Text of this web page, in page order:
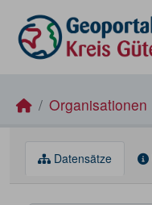
Organisationen
Datensätze